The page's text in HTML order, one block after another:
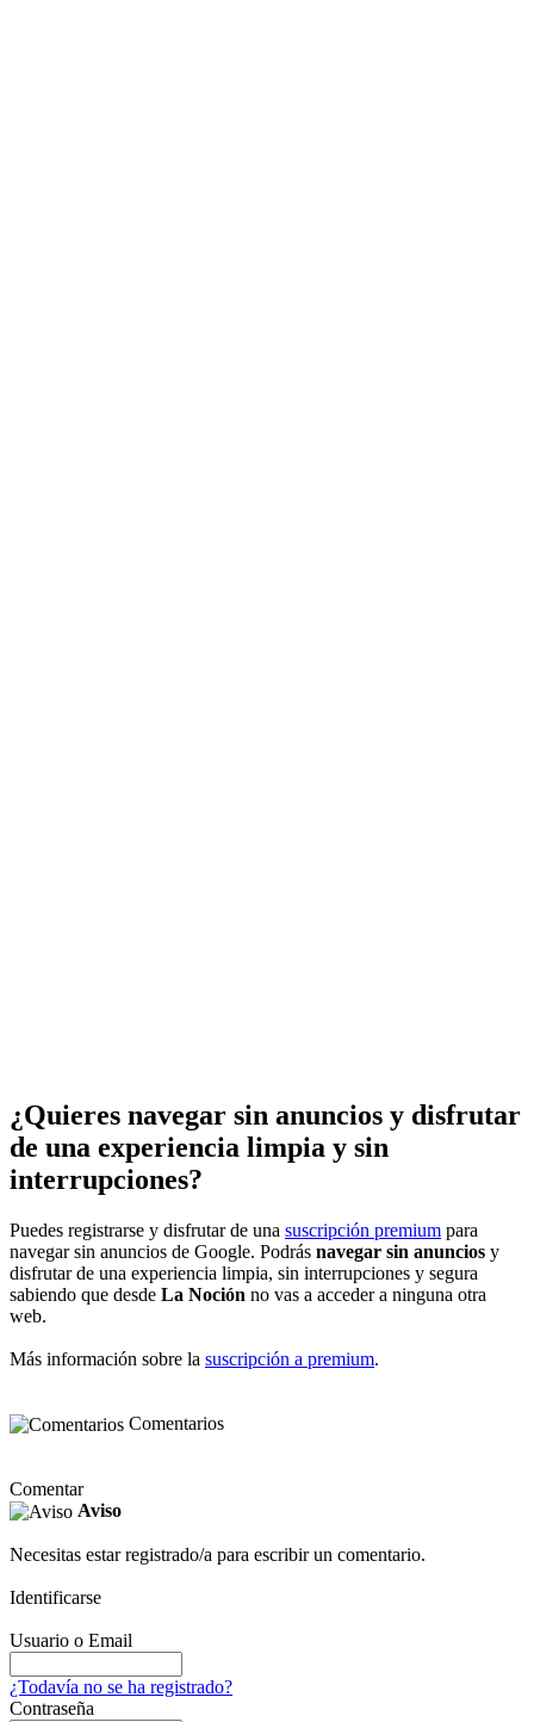
¿Quieres navegar sin anuncios y disfrutar
de una experiencia limpia y sin
interrupciones?
Puedes registrarse y disfrutar de una suscripción premium para
navegar sin anuncios de Google. Podrás navegar sin anuncios y
disfrutar de una experiencia limpia, sin interrupciones y segura
sabiendo que desde La Noción no vas a acceder a ninguna otra
web.
Más información sobre la suscripción a premium.
Comentarios
Comentar
Aviso
Necesitas estar registrado/a para escribir un comentario.
Identificarse
Usuario o Email
¿Todavía no se ha registrado?
Contraseña